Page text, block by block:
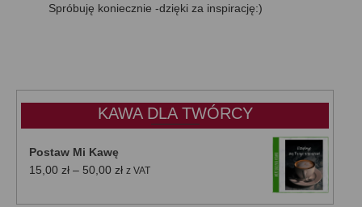
Spróbuję koniecznie -dzięki za inspirację:)
KAWA DLA TWÓRCY
Postaw Mi Kawę
15,00 zł – 50,00 złZakres
z VAT